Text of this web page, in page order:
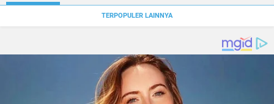
TERPOPULER LAINNYA